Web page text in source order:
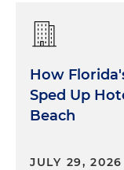
How
Sped Up
Beach
JULY 29, 2026